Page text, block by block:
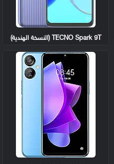
TECNO Spark 9T (النسخة الهندية)